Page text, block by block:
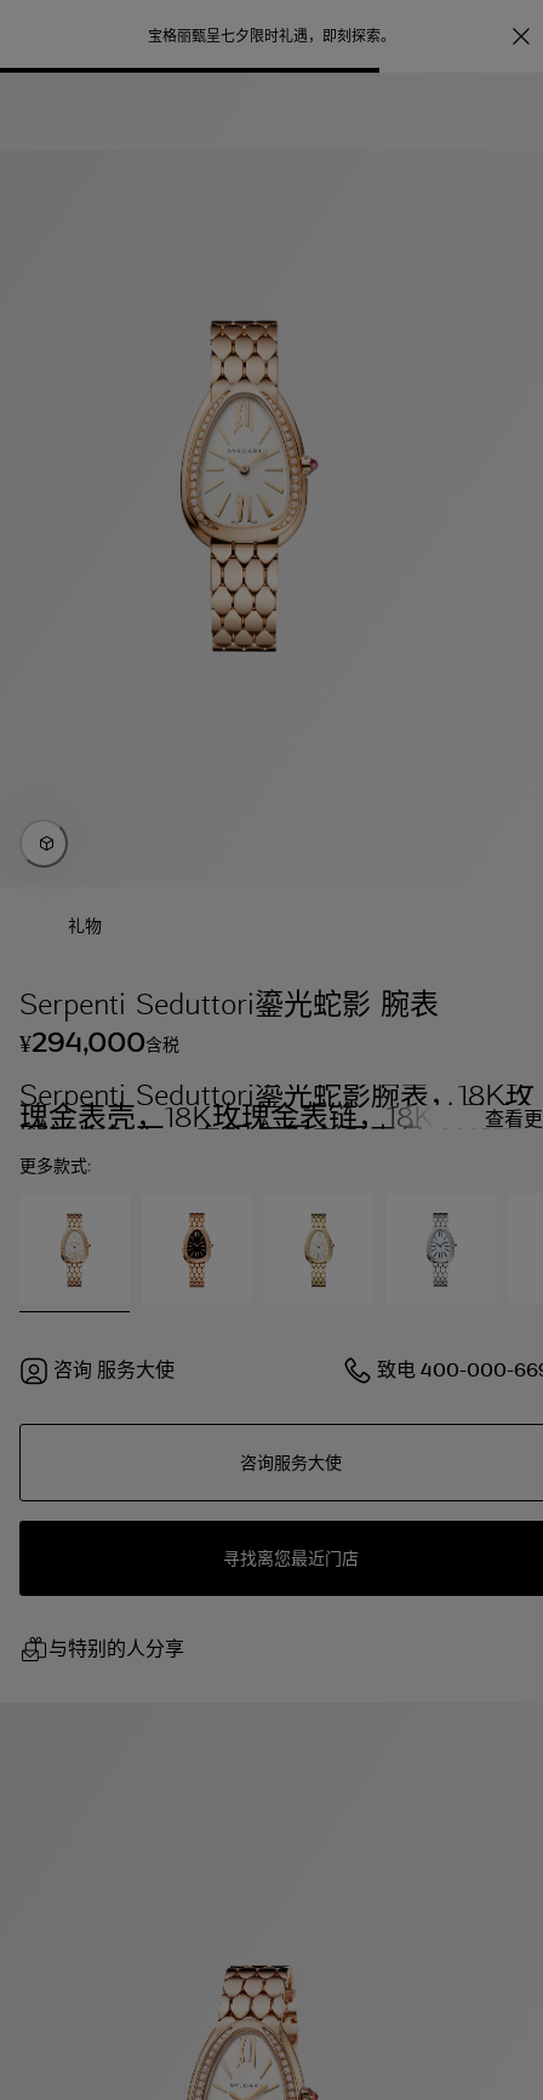
宝格丽甄呈七夕限时礼遇， 即刻探索。
礼物
Serpenti Seduttori鎏光蛇影 腕表
¥294,000含税
Serpenti Seduttori鎏光蛇影腕表，18K玫
瑰金表壳，18K玫瑰金表链，18K玫瑰金
圈镶嵌钻石，白银色蛋白石表盘。 查看
更多款式:
咨询 服务大使 致电400-000-
咨询服务大使
寻找离您最近门店
与特别的人分享